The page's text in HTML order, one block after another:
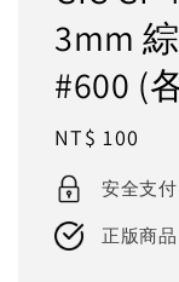
3mm
#600 (
Regular
price
NT$ 100
安全支付
正版商品